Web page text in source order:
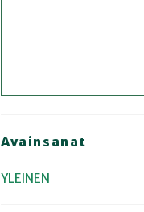
Avainsanat
YLEINEN